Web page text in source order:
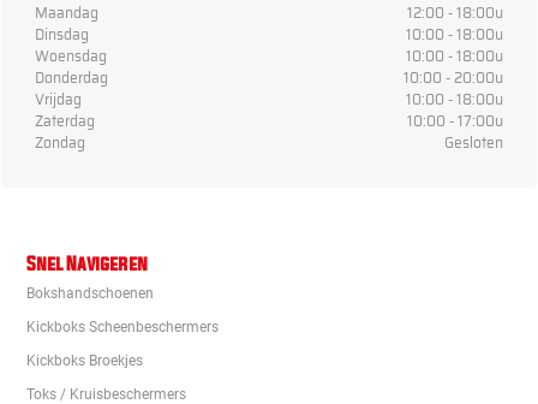
Maandag
12:00 - 18:00u
Dinsdag
10:00 - 18:00u
Woensdag
10:00 - 18:00u
Donderdag
10:00 - 20:00u
Vrijdag
10:00 - 18:00u
Zaterdag
10:00 - 17:00u
Zondag
Gesloten
Snel Navigeren
Bokshandschoenen
Kickboks Scheenbeschermers
Kickboks Broekjes
Toks / Kruisbeschermers